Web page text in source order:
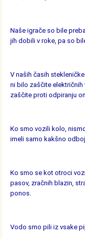
Naše igrače so bile
jih dobili v roke, pa so
V naših časih
ni bilo zaščite
zaščite proti odpiranju
Ko smo vozili kolo,
imeli samo kakšno
Ko smo se kot otroci
pasov, zračnih blazin,
ponos.
Vodo smo pili iz vsake